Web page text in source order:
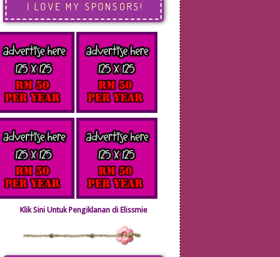
I LOVE MY SPONSORS!
Klik Sini Untuk Pengiklanan di Elissmie